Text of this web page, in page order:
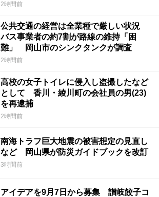
2時間前
公共交通の経営は全業種で厳しい状況
バス事業者の約7割が路線の維持「困
難」 岡山市のシンクタンクが調査
2時間前
高校の女子トイレに侵入し盗撮したなど
として 香川・綾川町の会社員の男(23)
を再逮捕
2時間前
南海トラフ巨大地震の被害想定の見直し
など 岡山県が防災ガイドブックを改訂
3時間前
アイデアを9月7日から募集 讃岐餃子コ